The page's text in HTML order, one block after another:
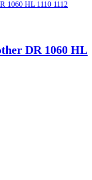
DR 1060 HL